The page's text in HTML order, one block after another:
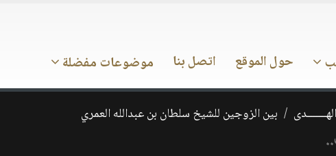
حول الموقع اتصل بنا موضوعات مفضلة
بين الزوجين للشيخ سلطان بن عبدالله العمري